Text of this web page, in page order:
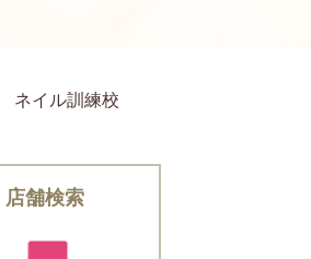
ネイル訓練校
店舗検索